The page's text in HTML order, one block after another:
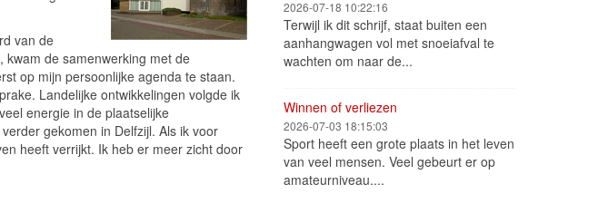
van de
de samenwerking met de
op mijn persoonlijke agenda te staan.
Landelijke ontwikkelingen volgde ik
energie in de plaatselijke
gekomen in Delfzijl. Als ik voor
heeft verrijkt. Ik heb er meer zicht door
2026-07-18 10:22:16
Terwijl ik dit schrijf, staat buiten een
aanhangwagen vol met snoeiafval te
wachten om naar de...
Winnen of verliezen
2026-07-03 18:15:03
Sport heeft een grote plaats in het leven
van veel mensen. Veel gebeurt er op
amateurniveau....